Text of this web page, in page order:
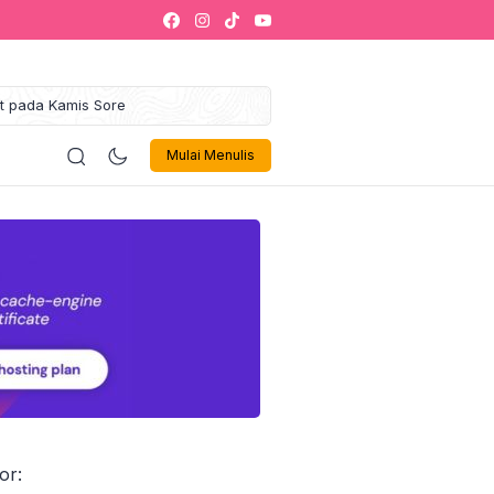
pada Kamis Sore
Maulid Akbar 2025
Jadi Muzakki
Sukses Siap Jadi Ikon
Leadership Training
Inovasi dan Tata Kelola
Akan Dibebaskan
Penerima Manfaat
Mulai Menulis
Politik Olahraga Musik 🎶